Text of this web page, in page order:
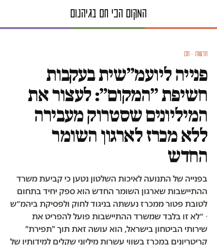
חדשות · חם
פנייה ליועמ״שית בעקבות
חשיפת ״המקום״: לעצור את
המיליונים שסטרוק מעבירה
ללא מכרז לארגון השומר
החדש
בפנייה של התנועה לאיכות השלטון נטען כי קביעת משרד
ההתיישבות שארגון השומר החדש הוא ספק יחיד בתחום
לטובת פטור ממכרז נעשתה בניגוד לחוק ולפסיקת ביהמ״ש
ᐧ ״לא זו בלבד שמשרד ההתיישבות פועל להפריט את
שירותי הביטחון בישראל, הוא עושה זאת תוך "תפירת"
קריטריונים במכרז בשווי עשרות מיליוני שקלים למידותיו של